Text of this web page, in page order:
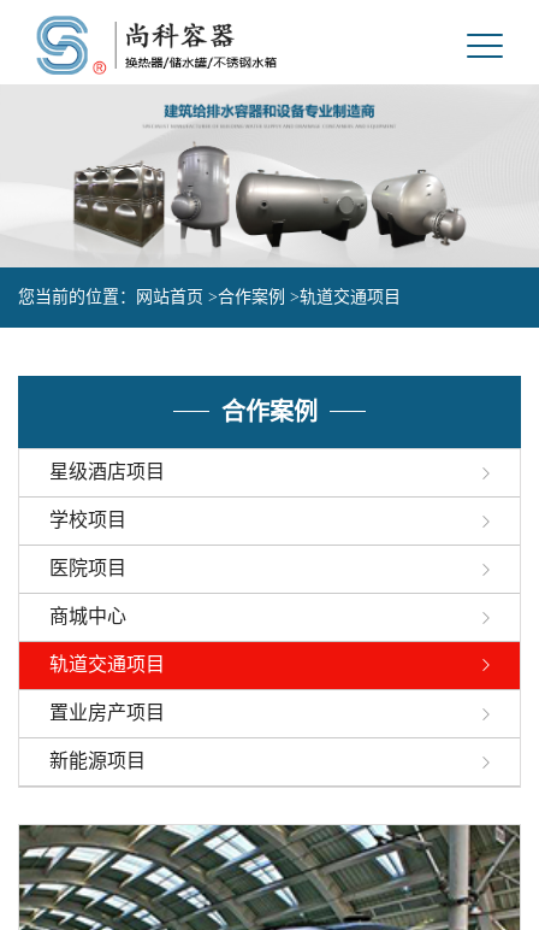
您当前的位置： 网站首页 >合作案例 >轨道交通项目
合作案例
星级酒店项目
学校项目
医院项目
商城中心
轨道交通项目
置业房产项目
新能源项目